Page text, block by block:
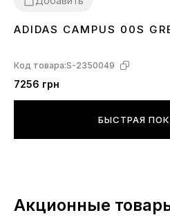
36 3738 394041 4344 45
ADIDAS CAMPUS 00S
Код товара:S-2350049
7256 грн
БЫСТРАЯ
Акционные